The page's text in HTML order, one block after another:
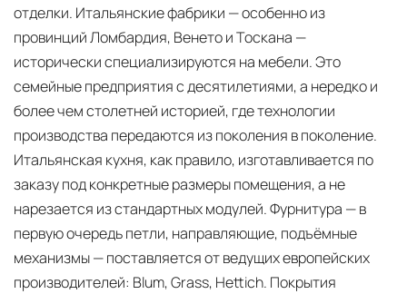
отделки. Итальянские фабрики — особенно из
провинций Ломбардия, Венето и Тоскана —
исторически специализируются на мебели. Это
семейные предприятия с десятилетиями, а нередко и
более чем столетней историей, где технологии
производства передаются из поколения в поколение.
Итальянская кухня, как правило, изготавливается по
заказу под конкретные размеры помещения, а не
нарезается из стандартных модулей. Фурнитура — в
первую очередь петли, направляющие, подъёмные
механизмы — поставляется от ведущих европейских
производителей: Blum, Grass, Hettich. Покрытия